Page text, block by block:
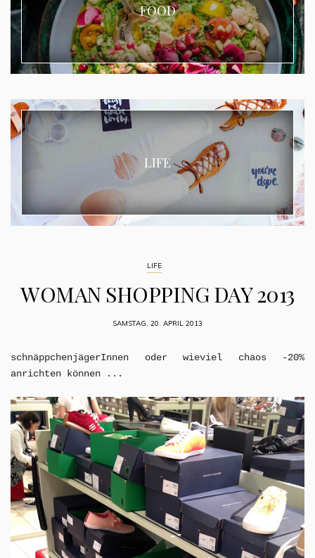
FOOD
LIFE
LIFE
WOMAN SHOPPING DAY 2013
SAMSTAG, 20. APRIL 2013
schnäppchenjägerInnen oder wieviel chaos -20%
anrichten können ...